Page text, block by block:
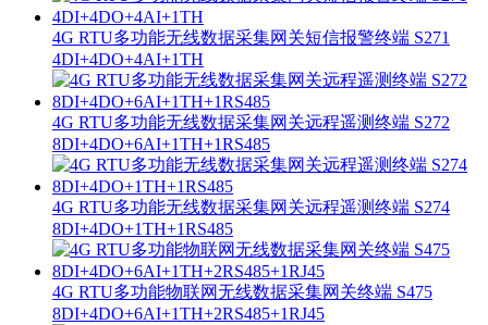
4G RTU多功能无线数据采集网关短信报警终端 S271
4DI+4DO+4AI+1TH
4G RTU多功能无线数据采集网关远程遥测终端 S272
8DI+4DO+6AI+1TH+1RS485
4G RTU多功能无线数据采集网关远程遥测终端 S274
8DI+4DO+1TH+1RS485
4G RTU多功能物联网无线数据采集网关终端 S475
8DI+4DO+6AI+1TH+2RS485+1RJ45